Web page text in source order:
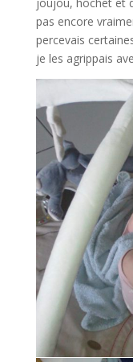
pas encore
percevais
je les agrippais